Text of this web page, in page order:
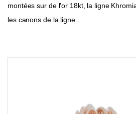
montées sur de l'or 18kt, la ligne
les canons de la ligne…